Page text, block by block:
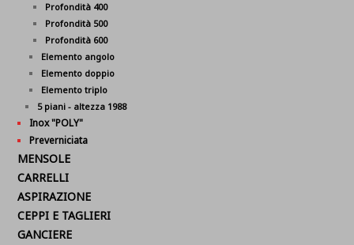
Profondità 400
Profondità 500
Profondità 600
Elemento angolo
Elemento doppio
Elemento triplo
5 piani - altezza 1988
Inox "POLY"
Preverniciata
MENSOLE
CARRELLI
ASPIRAZIONE
CEPPI E TAGLIERI
GANCIERE